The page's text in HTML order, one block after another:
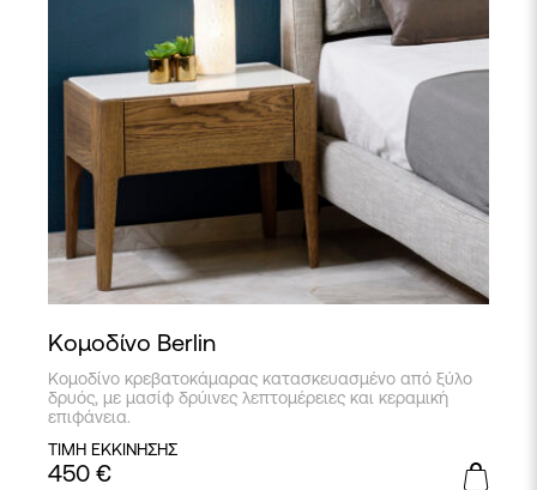
Κομοδίνο Berlin
Κομοδίνο κρεβατοκάμαρας κατασκευασμένο από ξύλο
δρυός, με μασίφ δρύινες λεπτομέρειες και κεραμική
επιφάνεια.
ΤΙΜΗ ΕΚΚΙΝΗΣΗΣ
450 €